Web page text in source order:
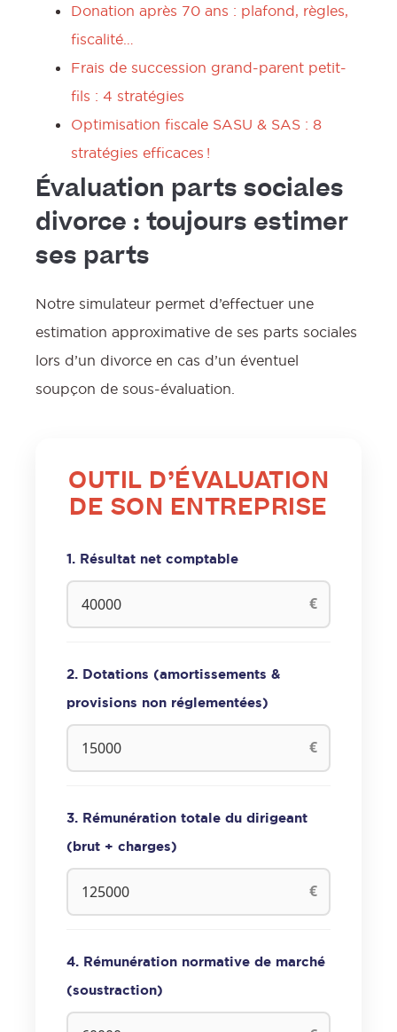
Donation après 70 ans : plafond, règles,
fiscalité…
Frais de succession grand-parent petit-
fils : 4 stratégies
Optimisation fiscale SASU & SAS : 8
stratégies efficaces !
Évaluation parts sociales
divorce : toujours estimer
ses parts
Notre simulateur permet d’effectuer une
estimation approximative de ses parts sociales
lors d’un divorce en cas d’un éventuel
soupçon de sous-évaluation.
OUTIL D’ÉVALUATION
DE SON ENTREPRISE
1. Résultat net comptable
€
2. Dotations (amortissements &
provisions non réglementées)
€
3. Rémunération totale du dirigeant
(brut + charges)
€
4. Rémunération normative de marché
(soustraction)